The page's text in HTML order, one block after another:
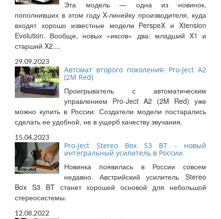
Эта модель — одна из новинок,
пополнивших в этом году X-линейку производителя, куда
входят хорошо известные модели PerspeX и Xtension
Evolution. Вообще, новых «иксов» два: младший X1 и
старший X2....
29.09.2023
Автомат второго поколения: Pro-Ject A2
(2M Red)
Проигрыватель с автоматическим
управлением Pro-Ject A2 (2M Red) уже
можно купить в России. Создатели модели постарались
сделать ее удобной, не в ущерб качеству звучания.
15.04.2023
Pro-Ject Stereo Box S3 BT - новый
интегральный усилитель в России.
Новинка появилась в России совсем
недавно. Австрийский усилитель Stereo
Box S3 BT станет хорошей основой для небольшой
стереосистемы.
12.08.2022